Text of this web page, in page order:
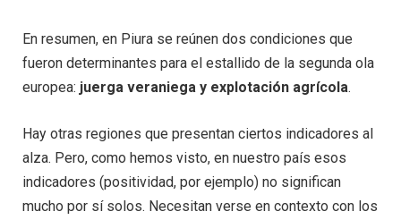
En resumen, en Piura se reúnen dos condiciones que
fueron determinantes para el estallido de la segunda ola
europea: juerga veraniega y explotación agrícola.
Hay otras regiones que presentan ciertos indicadores al
alza. Pero, como hemos visto, en nuestro país esos
indicadores (positividad, por ejemplo) no significan
mucho por sí solos. Necesitan verse en contexto con los